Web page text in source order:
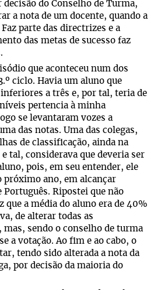
do Conselho de Turma,
a nota de um docente, quando a
parte das directrizes e a
das metas de sucesso faz
que aconteceu num dos
ciclo. Havia um aluno que
a três e, por tal, teria de
pertencia à minha
se levantaram vozes a
das notas. Uma das colegas,
de classificação, ainda na
tal, considerava que deveria ser
pois, em seu entender, ele
ano, em alcançar
Português. Ripostei que não
que a média do aluno era de 40%
de alterar todas as
sendo o conselho de turma
a votação. Ao fim e ao cabo, o
tendo sido alterada a nota da
por decisão da maioria do